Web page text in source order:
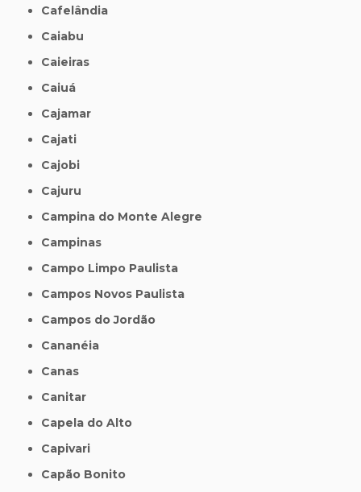
Cafelândia
Caiabu
Caieiras
Caiuá
Cajamar
Cajati
Cajobi
Cajuru
Campina do Monte Alegre
Campinas
Campo Limpo Paulista
Campos Novos Paulista
Campos do Jordão
Cananéia
Canas
Canitar
Capela do Alto
Capivari
Capão Bonito